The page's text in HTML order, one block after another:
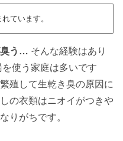
ています。
臭う… そんな経験はあり
使う家庭は多いです
殖して生乾き臭の原因に
の衣類はニオイがつきや
りがちです。